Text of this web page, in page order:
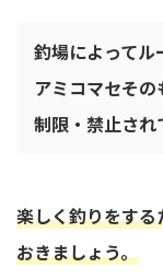
釣場によってル
アミコマセそ
制限・禁止され
楽しく釣りをす
おきましょう。